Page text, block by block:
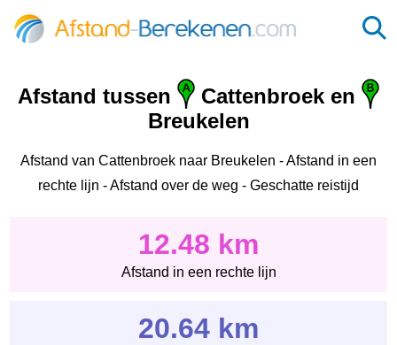
Afstand tussen
Cattenbroek en
Breukelen
Afstand van Cattenbroek naar Breukelen - Afstand in een
rechte lijn - Afstand over de weg - Geschatte reistijd
12.48 km
Afstand in een rechte lijn
20.64 km